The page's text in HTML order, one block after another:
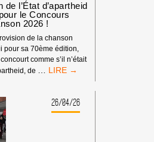
l’État d’apartheid
le Concours
2026 !
de la chanson
pour sa 70ème édition,
comme s’il n’était
de
PAS
NORMALISATION
DE
L’ÉTAT
26/04/26